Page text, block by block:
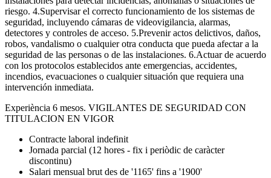
riesgo. 4.Supervisar el correcto funcionamiento de los sistemas de
seguridad, incluyendo cámaras de videovigilancia, alarmas,
detectores y controles de acceso. 5.Prevenir actos delictivos, daños,
robos, vandalismo o cualquier otra conducta que pueda afectar a la
seguridad de las personas o de las instalaciones. 6.Actuar de acuerdo
con los protocolos establecidos ante emergencias, accidentes,
incendios, evacuaciones o cualquier situación que requiera una
intervención inmediata.
Experiència 6 mesos. VIGILANTES DE SEGURIDAD CON
TITULACION EN VIGOR
Contracte laboral indefinit
Jornada parcial (12 hores - fix i periòdic de caràcter
discontinu)
Salari mensual brut des de '1165' fins a '1900'